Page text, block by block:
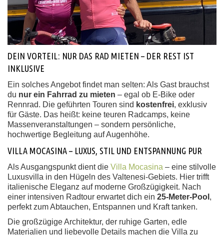
DEIN VORTEIL: NUR DAS RAD MIETEN – DER REST IST
INKLUSIVE
Ein solches Angebot findet man selten: Als Gast brauchst
du nur ein Fahrrad zu mieten – egal ob E-Bike oder
Rennrad. Die geführten Touren sind kostenfrei, exklusiv
für Gäste. Das heißt: keine teuren Radcamps, keine
Massenveranstaltungen – sondern persönliche,
hochwertige Begleitung auf Augenhöhe.
VILLA MOCASINA – LUXUS, STIL UND ENTSPANNUNG PUR
Als Ausgangspunkt dient die Villa Mocasina – eine stilvolle
Luxusvilla in den Hügeln des Valtenesi-Gebiets. Hier trifft
italienische Eleganz auf moderne Großzügigkeit. Nach
einer intensiven Radtour erwartet dich ein 25-Meter-Pool ,
perfekt zum Abtauchen, Entspannen und Kraft tanken.
Die großzügige Architektur, der ruhige Garten, edle
Materialien und liebevolle Details machen die Villa zu